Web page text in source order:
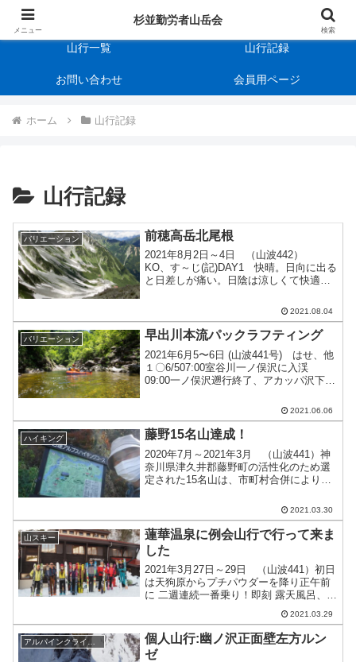
山行一覧 山行記録
お問い合わせ 会員用ページ
ホーム 山行記録
山行記録
バリエーション 前穂高岳北尾根
2021年8月2日～4日 （山波442）
KO、す～じ(記)DAY1 快晴。日向に出る
と日差しが痛い。日陰は涼しくて快適。
～ 14:30涸沢テン場DAY2 出発時は快
晴、北尾根４峰の辺りからガス...
2021.08.04
バリエーション 早出川本流パックラフティング
2021年6月5〜6日 (山波441号) はせ、他
１〇6/507:00室谷川一ノ俣沢に入渓
09:00一ノ俣沢遡行終了、アカッパ沢下降
～広倉沢出合～大釜淵 16:00ドウガン沢
手前で幕営〇6/607...
2021.06.06
ハイキング 藤野15名山達成！
2020年7月～2021年3月 （山波441）神
奈川県津久井郡藤野町の活性化のため選
定された15名山は、市町村合併により今
べて中央線藤野駅から歩き、またはバス
で気軽に取りつけ、日本百名山や山梨百
名山のよう...
2021.03.30
山スキー
蓮華温泉に例会山行で行って来ま
した
2021年3月27日～29日 （山波441）初日
は天狗原からプチパウダーを降り正午前
に 二週連続一番乗り！即刻 露天風呂、女
性は薬師の湯へ 男性は仙気の湯へ それぞ
れ露天宴会開始！ 裸の料理人羽田さんが
腕を振るった。2日目はヘッデンスター
ト...
2021.03.29
個人山行:幽ノ沢正面壁左方ルン
ゼ
メニュー
杉並勤労者山岳会
検索